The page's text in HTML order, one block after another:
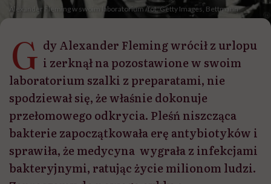
Alexander Fleming w swoim laboratorium /fot. Getty Images, Bettmann
G dy Alexander Fleming wrócił z urlopu
i zerknął na pozostawione w swoim
laboratorium szalki z preparatami, nie
spodziewał się, że właśnie dokonuje
przełomowego odkrycia. Pleśń niszcząca
bakterie zapoczątkowała erę antybiotyków i
sprawiła, że medycyna wygrała z infekcjami
bakteryjnymi, ratując życie milionom ludzi.